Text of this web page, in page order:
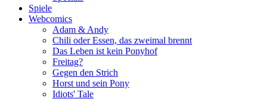
Spiele
Webcomics
Adam & Andy
Chili oder Essen, das zweimal brennt
Das Leben ist kein Ponyhof
Freitag?
Gegen den Strich
Horst und sein Pony
Idiots' Tale